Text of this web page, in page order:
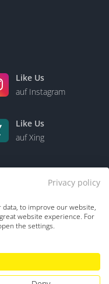
Like Us
auf Instagram
Like Us
auf Xing
Über uns
TDM-Vorbehalt
Privacy policy
to improve our website,
website experience. For
the settings.